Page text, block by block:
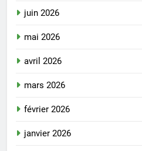
juin 2026
mai 2026
avril 2026
mars 2026
février 2026
janvier 2026